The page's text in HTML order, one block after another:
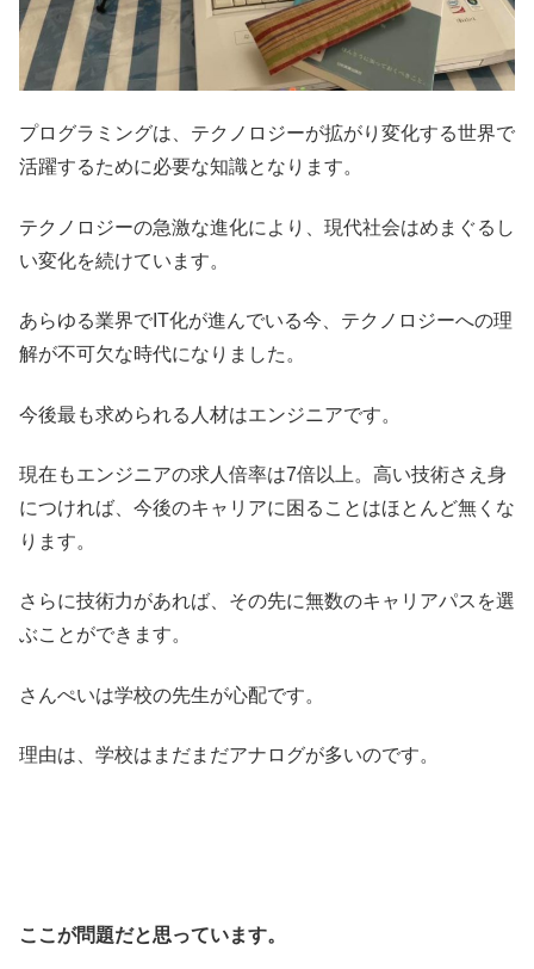
プログラミングは、テクノロジーが拡がり変化する世界で
活躍するために必要な知識となります。
テクノロジーの急激な進化により、現代社会はめまぐるし
い変化を続けています。
あらゆる業界でIT化が進んでいる今、テクノロジーへの理
解が不可欠な時代になりました。
今後最も求められる人材はエンジニアです。
現在もエンジニアの求人倍率は7倍以上。高い技術さえ身
につければ、今後のキャリアに困ることはほとんど無くな
ります。
さらに技術力があれば、その先に無数のキャリアパスを選
ぶことができます。
さんぺいは学校の先生が心配です。
理由は、学校はまだまだアナログが多いのです。
ここが問題だと思っています。